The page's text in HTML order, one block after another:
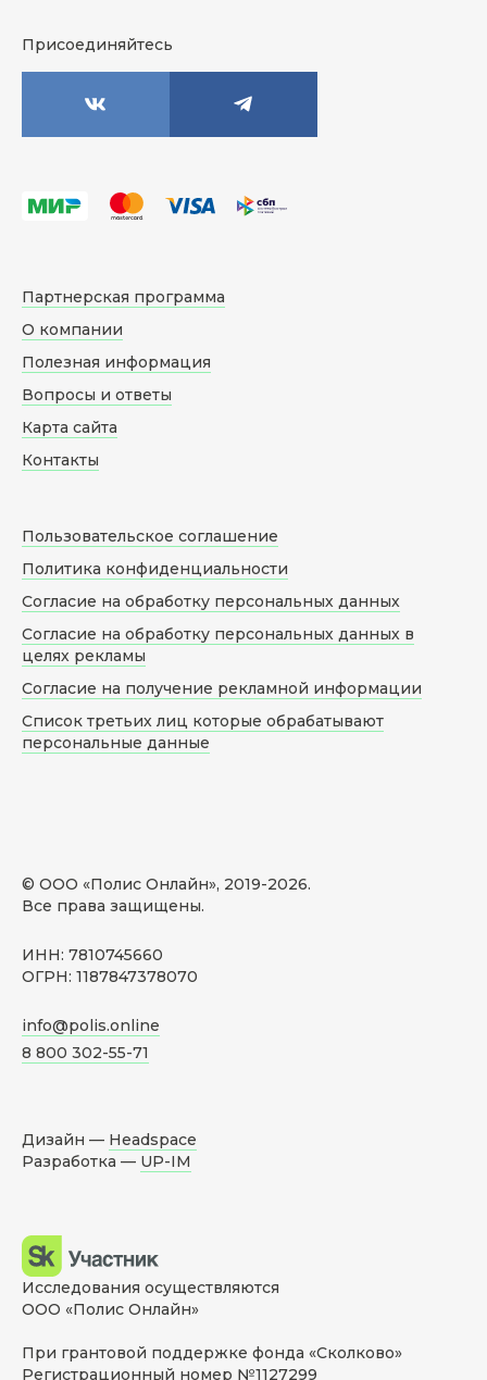
Присоединяйтесь
© ООО «Полис Онлайн», 2019-2026.
Все права защищены.
ИНН: 7810745660
ОГРН: 1187847378070
info@polis.online
8 800 302-55-71
Партнерская программа
О компании
Полезная информация
Вопросы и ответы
Карта сайта
Контакты
Пользовательское соглашение
Политика конфиденциальности
Согласие на обработку персональных данных
Согласие на обработку персональных данных в
целях рекламы
Согласие на получение рекламной информации
Список третьих лиц которые обрабатывают
персональные данные
Дизайн — Headspace
Разработка — UP-IM
Исследования осуществляются
ООО «Полис Онлайн»
При грантовой поддержке фонда «Сколково»
Регистрационный номер №1127299